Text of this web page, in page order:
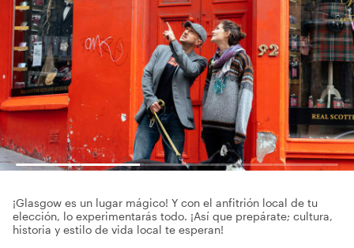
¡Glasgow es un lugar mágico! Y con el anfitrión local de tu
elección, lo experimentarás todo. ¡Así que prepárate; cultura,
historia y estilo de vida local te esperan!